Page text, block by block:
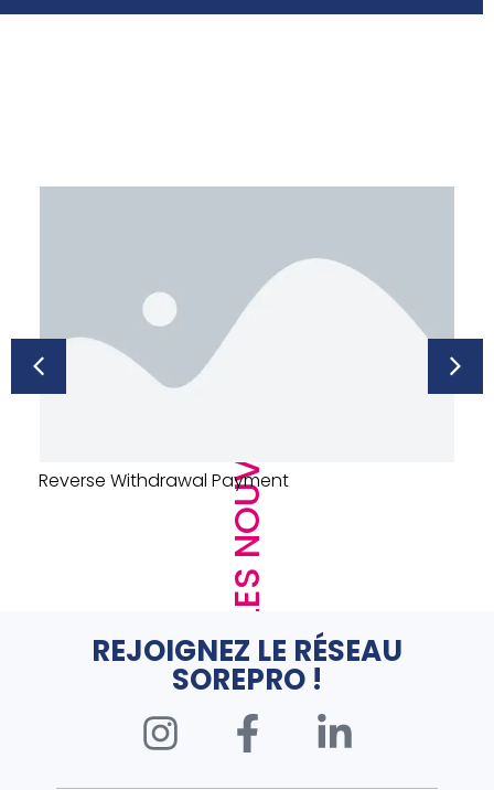
LES NOUVEAUTÉS
URINOIR DECLENCHEMENT AUTO – PRESTO –
SENSAO – ALUMINIUM
REJOIGNEZ LE RÉSEAU
SOREPRO !